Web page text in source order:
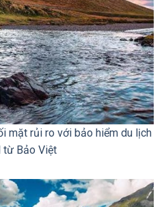
mặt rủi ro với bảo hiểm du lịch
từ Bảo Việt